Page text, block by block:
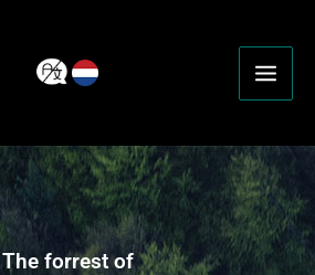
The forrest of